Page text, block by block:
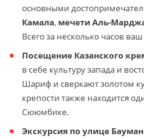
основными
Камала, мечети Аль-
Всего за несколько часов
Посещение Казанского
в себе культуру запада и
Шариф и сверкают золотом
крепости также находится
Сююмбике.
Экскурсия по улице